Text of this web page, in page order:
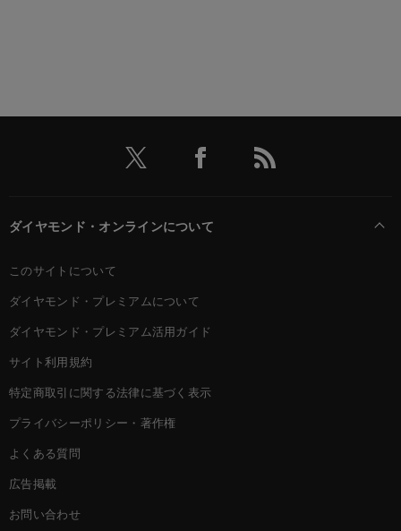
ダイヤモンド・オンラインについて
このサイトについて
ダイヤモンド・プレミアムについて
ダイヤモンド・プレミアム活用ガイド
サイト利用規約
特定商取引に関する法律に基づく表示
プライバシーポリシー・著作権
よくある質問
広告掲載
お問い合わせ